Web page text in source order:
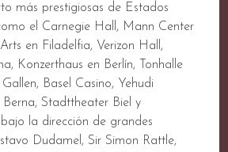
más prestigiosas de Estados
el Carnegie Hall, Mann Center
en Filadelfia, Verizon Hall,
Konzerthaus en Berlín, Tonhalle
Basel Casino, Yehudi
Stadttheater Biel y
bajo la dirección de grandes
Dudamel, Sir Simon Rattle,